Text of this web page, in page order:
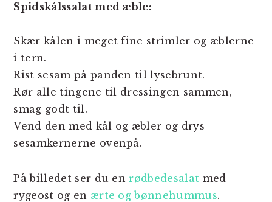
Spidskålssalat med æble:
Skær kålen i meget fine strimler og æblerne
i tern.
Rist sesam på panden til lysebrunt.
Rør alle tingene til dressingen sammen,
smag godt til.
Vend den med kål og æbler og drys
sesamkernerne ovenpå.
På billedet ser du en rødbedesalat med
rygeost og en ærte og bønnehummus.